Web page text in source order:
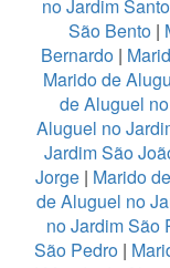
no Jardim
São Bento |
Bernardo |
Marido de
de Aluguel
Aluguel no
Jardim São
Jorge | Marido
de Aluguel no
no Jardim São
São Pedro |